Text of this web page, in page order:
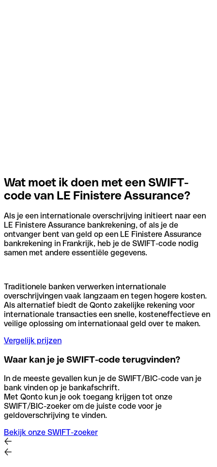
Wat moet ik doen met een SWIFT-
code van LE Finistere Assurance?
Als je een internationale overschrijving initieert naar een
LE Finistere Assurance bankrekening, of als je de
ontvanger bent van geld op een LE Finistere Assurance
bankrekening in Frankrijk, heb je de SWIFT-code nodig
samen met andere essentiële gegevens.
Traditionele banken verwerken internationale
overschrijvingen vaak langzaam en tegen hogere kosten.
Als alternatief biedt de Qonto zakelijke rekening voor
internationale transacties een snelle, kosteneffectieve en
veilige oplossing om internationaal geld over te maken.
Vergelijk prijzen
Waar kan je je SWIFT-code terugvinden?
In de meeste gevallen kun je de SWIFT/BIC-code van je
bank vinden op je bankafschrift.
Met Qonto kun je ook toegang krijgen tot onze
SWIFT/BIC-zoeker om de juiste code voor je
geldoverschrijving te vinden.
Bekijk onze SWIFT-zoeker